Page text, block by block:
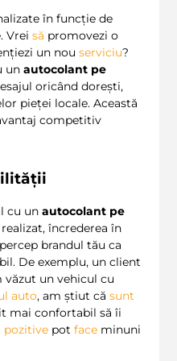
în funcție de
Vrei să promovezi o
un nou serviciu?
un autocolant pe
oricând dorești,
pieței locale. Această
competitiv
cu un autocolant pe
încrederea în
brandul tău ca
De exemplu, un client
văzut un vehicul cu
auto, am știut că sunt
mai confortabil să îi
pozitive pot face minuni